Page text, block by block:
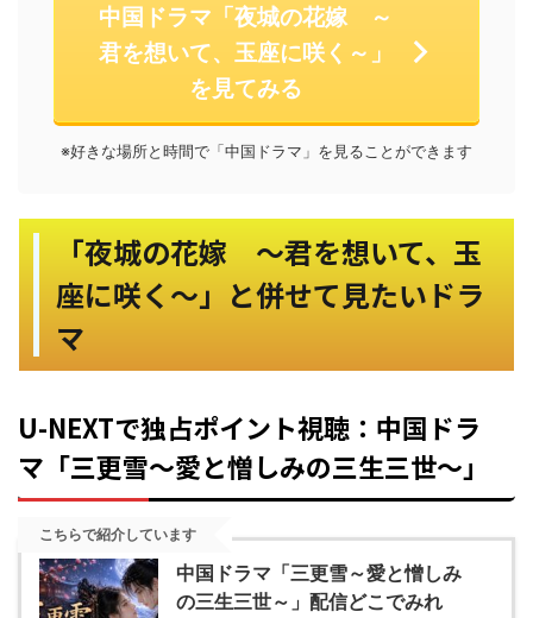
中国ドラマ「夜城の花嫁 ～
君を想いて、玉座に咲く～」
を見てみる
※好きな場所と時間で「中国ドラマ」を見ることができます
「夜城の花嫁 ～君を想いて、玉
座に咲く～」と併せて見たいドラ
マ
U-NEXTで独占ポイント視聴：中国ドラ
マ「三更雪～愛と憎しみの三生三世～」
こちらで紹介しています
中国ドラマ「三更雪～愛と憎しみ
の三生三世～」配信どこでみれ